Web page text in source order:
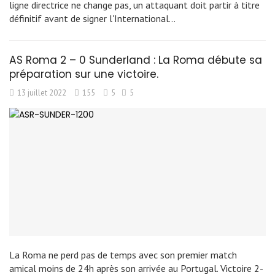
ligne directrice ne change pas, un attaquant doit partir à titre
définitif avant de signer l'International…
AS Roma 2 – 0 Sunderland : La Roma débute sa
préparation sur une victoire.
13 juillet 2022 155 5 5
La Roma ne perd pas de temps avec son premier match
amical moins de 24h après son arrivée au Portugal. Victoire 2-